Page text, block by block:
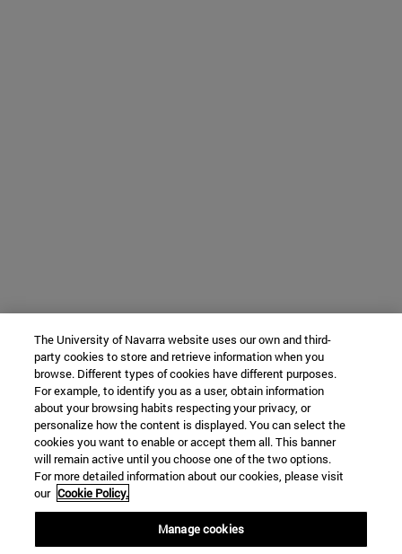
The University of Navarra website uses our own and third-
party cookies to store and retrieve information when you
browse. Different types of cookies have different purposes.
For example, to identify you as a user, obtain information
about your browsing habits respecting your privacy, or
personalize how the content is displayed. You can select the
cookies you want to enable or accept them all. This banner
will remain active until you choose one of the two options.
For more detailed information about our cookies, please visit
our Cookie Policy.
Manage cookies